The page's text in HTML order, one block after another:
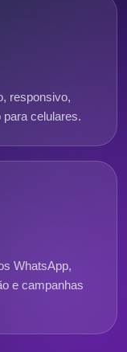
responsivo,
celulares.
WhatsApp,
e campanhas